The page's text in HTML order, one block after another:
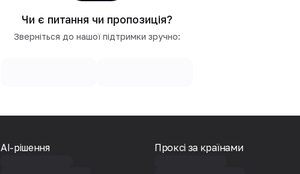
Чи є питання чи пропозиція?
Зверніться до нашої підтримки зручно:
AI-рішення Проксі за країнами